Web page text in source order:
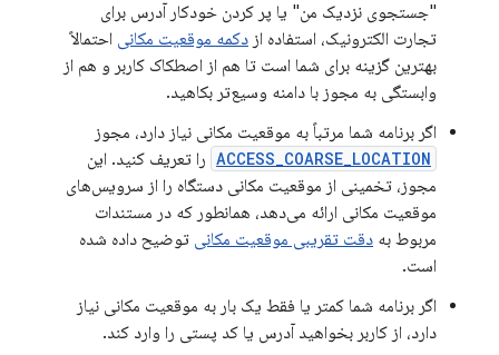
"جستجوی نزدیک من" یا پر کردن خودکار آدرس برای
تجارت الکترونیک، استفاده از دکمه موقعیت مکانی احتمالاً
بهترین گزینه برای شما است تا هم از اصطکاک کاربر و هم از
وابستگی به مجوز با دامنه وسیع‌تر بکاهید.
اگر برنامه شما مرتباً به موقعیت مکانی نیاز دارد، مجوز
ACCESS_COARSE_LOCATION را تعریف کنید. این
مجوز، تخمینی از موقعیت مکانی دستگاه را از سرویس‌های
موقعیت مکانی ارائه می‌دهد، همانطور که در مستندات
مربوط به دقت تقریبی موقعیت مکانی توضیح داده شده
است.
اگر برنامه شما کمتر یا فقط یک بار به موقعیت مکانی نیاز
دارد، از کاربر بخواهید آدرس یا کد پستی را وارد کند.